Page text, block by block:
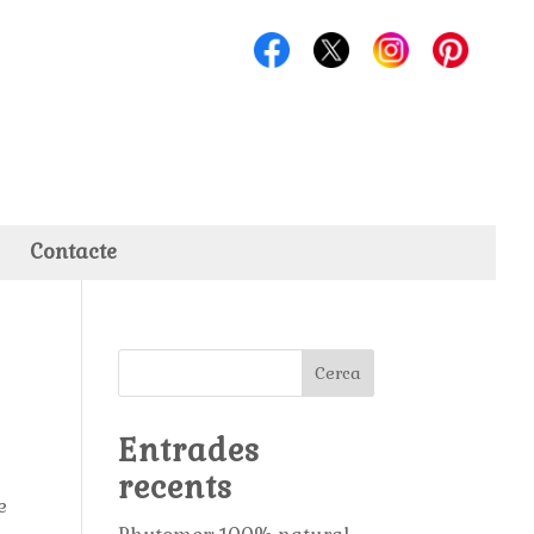
Contacte
Cerca
Entrades
recents